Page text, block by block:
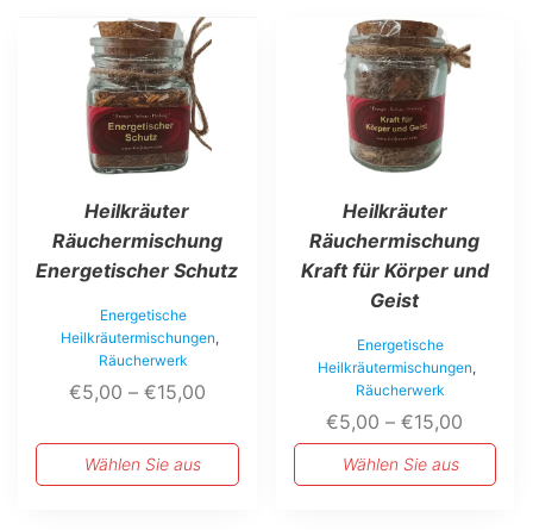
Heilkräuter
Räuchermischung
Energetischer Schutz
Energetische
Heilkräutermischungen,
Räucherwerk
€5,00 – €15,00Preisspanne:
bis
€15,00
Wählen Sie aus
Varianten
Produktseite
Heilkräuter
Räuchermischung
Kraft für Körper und
Geist
Energetische
Heilkräutermischungen,
Räucherwerk
€5,00 –€15,00
€5,00
bis
Wählen Sie aus
Varianten
Produktseite